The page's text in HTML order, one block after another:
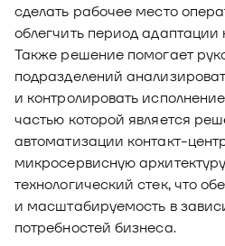
сделать рабочее место
облегчить период адаптации
Также решение помогает
подразделений
и контролировать
частью которой является
автоматизации контакт-
микросервисную
технологический стек, что
и масштабируемость в
потребностей бизнеса.